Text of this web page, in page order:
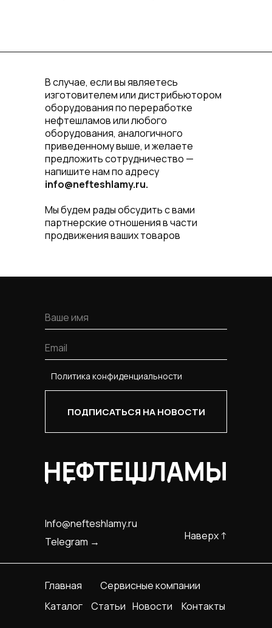
В случае, если вы являетесь
изготовителем или дистрибьютором
оборудования по переработке
нефтешламов или любого
оборудования, аналогичного
приведенному выше, и желаете
предложить сотрудничество —
напишите нам по адресу
info@nefteshlamy.ru.
Мы будем рады обсудить с вами
партнерские отношения в части
продвижения ваших товаров
Info@nefteshlamy.ru
Главная
Каталог
Сервисные компании
Статьи
Контакты
Наверх ↑
Новости
Telegram →
ПОДПИСАТЬСЯ НА НОВОСТИ
Политика конфиденциальности